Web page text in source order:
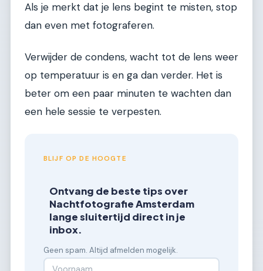
Als je merkt dat je lens begint te misten, stop
dan even met fotograferen.
Verwijder de condens, wacht tot de lens weer
op temperatuur is en ga dan verder. Het is
beter om een paar minuten te wachten dan
een hele sessie te verpesten.
BLIJF OP DE HOOGTE
Ontvang de beste tips over
Nachtfotografie Amsterdam
lange sluitertijd direct in je
inbox.
Geen spam. Altijd afmelden mogelijk.